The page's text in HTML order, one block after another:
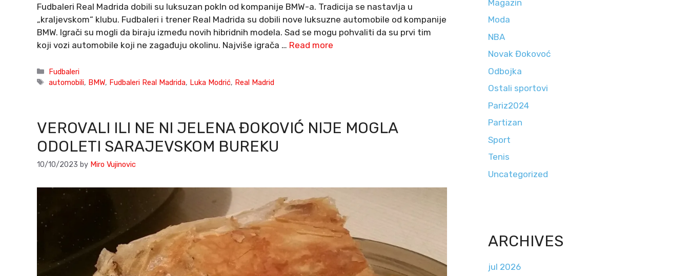
Fudbaleri Real Madrida dobili su luksuzan pokln od kompanije BMW-a. Tradicija se nastavlja u
„kraljevskom“ klubu. Fudbaleri i trener Real Madrida su dobili nove luksuzne automobile od kompanije
BMW. Igrači su mogli da biraju između novih hibridnih modela. Sad se mogu pohvaliti da su prvi tim
koji vozi automobile koji ne zagađuju okolinu. Najviše igrača … Read more
Categories
Fudbaleri
Tags
automobili, BMW, Fudbaleri Real Madrida, Luka Modrić, Real Madrid
VEROVALI ILI NE NI JELENA ĐOKOVIĆ NIJE MOGLA
ODOLETI SARAJEVSKOM BUREKU
10/10/2023 by Miro Vujinovic
Magazin
Moda
NBA
Novak Đokovoć
Odbojka
Ostali sportovi
Pariz2024
Partizan
Sport
Tenis
Uncategorized
ARCHIVES
jul 2026